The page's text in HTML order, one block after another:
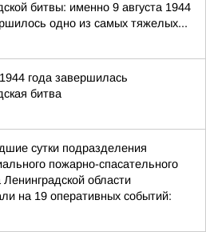
битвы: именно 9 августа 1944
одно из самых тяжелых...
года завершилась
битва
сутки подразделения
пожарно-спасательного
Ленинградской области
на 19 оперативных событий: